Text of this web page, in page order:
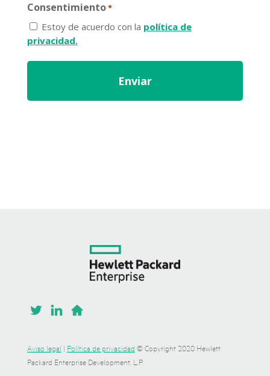
Consentimiento*
Estoy de acuerdo con la política de
privacidad.
Aviso legal | Política de privacidad © Copyright 2020 Hewlett
Packard Enterprise Development, L.P.